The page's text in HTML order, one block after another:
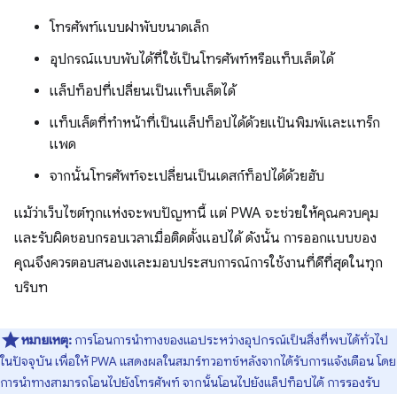
โทรศัพท์แบบฝาพับขนาดเล็ก
อุปกรณ์แบบพับได้ที่ใช้เป็นโทรศัพท์หรือแท็บเล็ตได้
แล็ปท็อปที่เปลี่ยนเป็นแท็บเล็ตได้
แท็บเล็ตที่ทำหน้าที่เป็นแล็ปท็อปได้ด้วยแป้นพิมพ์และแทร็ก
แพด
จากนั้นโทรศัพท์จะเปลี่ยนเป็นเดสก์ท็อปได้ด้วยฮับ
แม้ว่าเว็บไซต์ทุกแห่งจะพบปัญหานี้ แต่ PWA จะช่วยให้คุณควบคุม
และรับผิดชอบกรอบเวลาเมื่อติดตั้งแอปได้ ดังนั้น การออกแบบของ
คุณจึงควรตอบสนองและมอบประสบการณ์การใช้งานที่ดีที่สุดในทุก
บริบท
หมายเหตุ: การโอนการนําทางของแอประหว่างอุปกรณ์เป็นสิ่งที่พบได้ทั่วไป
ในปัจจุบัน เพื่อให้ PWA แสดงผลในสมาร์ทวอทช์หลังจากได้รับการแจ้งเตือน โดย
การนําทางสามารถโอนไปยังโทรศัพท์ จากนั้นโอนไปยังแล็ปท็อปได้ การรองรับ